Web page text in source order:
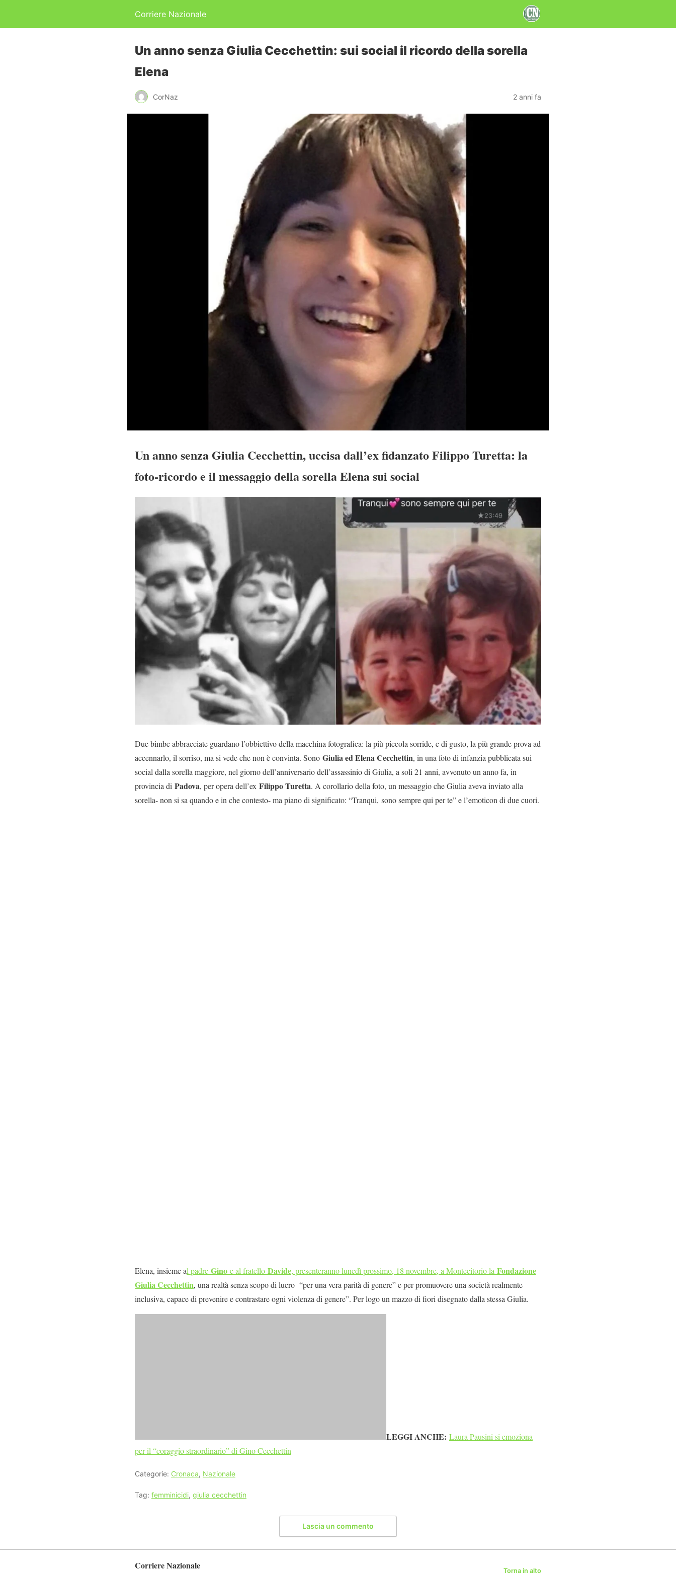
Corriere Nazionale
Un anno senza Giulia Cecchettin: sui social il ricordo della sorella
Elena
CorNaz 2 anni fa
Un anno senza Giulia Cecchettin, uccisa dall’ex fidanzato Filippo Turetta: la
foto-ricordo e il messaggio della sorella Elena sui social
Due bimbe abbracciate guardano l’obbiettivo della macchina fotografica: la più piccola sorride, e di gusto, la più grande prova ad
accennarlo, il sorriso, ma si vede che non è convinta. Sono Giulia ed Elena Cecchettin, in una foto di infanzia pubblicata sui
social dalla sorella maggiore, nel giorno dell’anniversario dell’assassinio di Giulia, a soli 21 anni, avvenuto un anno fa, in
provincia di Padova, per opera dell’ex Filippo Turetta. A corollario della foto, un messaggio che Giulia aveva inviato alla
sorella- non si sa quando e in che contesto- ma piano di significato: “Tranqui, sono sempre qui per te” e l’emoticon di due cuori.
Elena, insieme al padre Gino e al fratello Davide, presenteranno lunedì prossimo, 18 novembre, a Montecitorio la Fondazione
Giulia Cecchettin, una realtà senza scopo di lucro “per una vera parità di genere” e per promuovere una società realmente
inclusiva, capace di prevenire e contrastare ogni violenza di genere”. Per logo un mazzo di fiori disegnato dalla stessa Giulia.
LEGGI ANCHE: Laura Pausini si emoziona
per il “coraggio straordinario” di Gino Cecchettin
Categorie: Cronaca, Nazionale
Tag: femminicidi, giulia cecchettin
Lascia un commento
Corriere Nazionale Torna in alto